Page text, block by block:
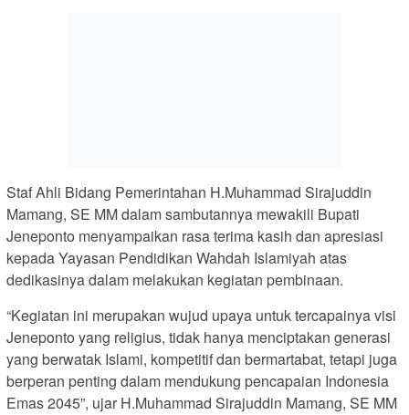
Staf Ahli Bidang Pemerintahan H.Muhammad Sirajuddin
Mamang, SE MM dalam sambutannya mewakili Bupati
Jeneponto menyampaikan rasa terima kasih dan apresiasi
kepada Yayasan Pendidikan Wahdah Islamiyah atas
dedikasinya dalam melakukan kegiatan pembinaan.
“Kegiatan ini merupakan wujud upaya untuk tercapainya visi
Jeneponto yang religius, tidak hanya menciptakan generasi
yang berwatak Islami, kompetitif dan bermartabat, tetapi juga
berperan penting dalam mendukung pencapaian Indonesia
Emas 2045”, ujar H.Muhammad Sirajuddin Mamang, SE MM